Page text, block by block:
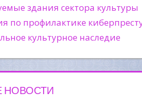
здания сектора культуры
по профилактике
культурное наследие
НОВОСТИ